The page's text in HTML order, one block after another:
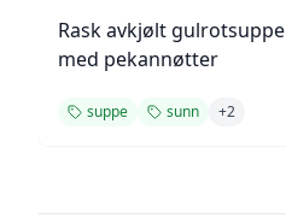
Rask avkjølt gulrotsuppe
med pekannøtter
suppe sunn +2